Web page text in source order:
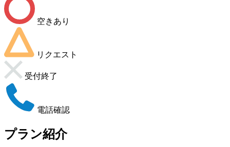
空きあり
リクエスト
受付終了
電話確認
プラン紹介